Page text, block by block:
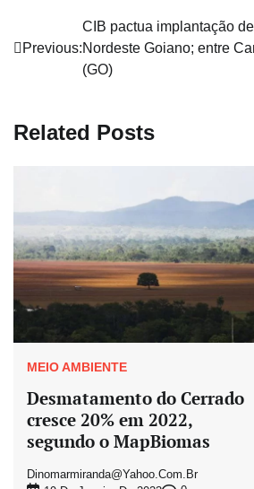
Navegação
Previous:
CIB pactua implantação
Nordeste Goiano; entre
(GO)
Related Posts
MEIO AMBIENTE
Desmatamento do Cerrado
cresce 20% em 2022,
segundo o MapBiomas
Dinomarmiranda@yahoo.com.br